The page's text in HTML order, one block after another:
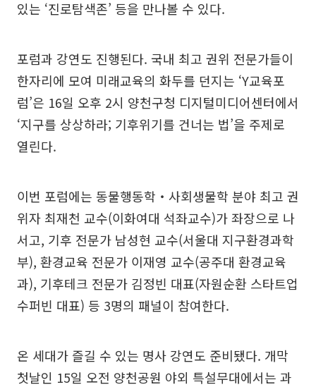
있는 ‘진로탐색존’ 등을 만나볼 수 있다.
포럼과 강연도 진행된다. 국내 최고 권위 전문가들이
한자리에 모여 미래교육의 화두를 던지는 ‘Y교육포
럼’은 16일 오후 2시 양천구청 디지털미디어센터에서
‘지구를 상상하라; 기후위기를 건너는 법’을 주제로
열린다.
이번 포럼에는 동물행동학‧사회생물학 분야 최고 권
위자 최재천 교수(이화여대 석좌교수)가 좌장으로 나
서고, 기후 전문가 남성현 교수(서울대 지구환경과학
부), 환경교육 전문가 이재영 교수(공주대 환경교육
과), 기후테크 전문가 김정빈 대표(자원순환 스타트업
수퍼빈 대표) 등 3명의 패널이 참여한다.
온 세대가 즐길 수 있는 명사 강연도 준비됐다. 개막
첫날인 15일 오전 양천공원 야외 특설무대에서는 과